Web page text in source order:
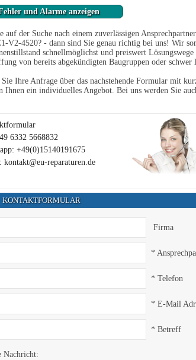
und Alarme anzeigen
auf der Suche nach einem zuverlässigen
V2-4520? - dann sind Sie genau richtig bei uns! Wir
schnellmöglichst und preiswert
von bereits abgekündigten Baugruppen oder
Sie Ihre Anfrage über das nachstehende Formular mit
Ihnen ein individuelles Angebot. Bei uns werden Sie
6332 5668832
+49(0)15140191675
kontakt@eu-reparaturen.de
KONTAKTFORMULAR
Firma
*
* Telefon
* E-Mail
* Betreff
Nachricht: